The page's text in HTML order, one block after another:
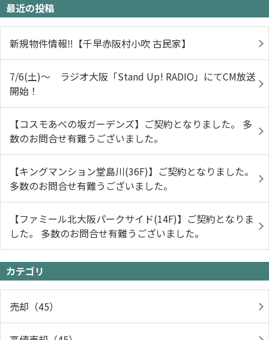
最近の投稿
新規物件情報‼【千早赤阪村小吹 古民家】
7/6(土)～ ラジオ大阪「Stand Up! RADIO」にてCM放送
開始！
【コスモあべの坂ガーデンズ】ご契約となりました。 多
数のお問合せ有難うございました。
【キングマンション堂島川(36F)】ご契約となりました。
多数のお問合せ有難うございました。
【ファミール北大阪パークサイド(14F)】ご契約となりま
した。 多数のお問合せ有難うございました。
カテゴリ
売却（45）